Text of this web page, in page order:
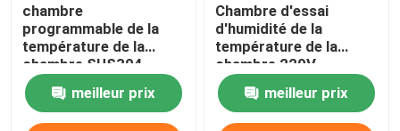
chambre
programmable de la
température de la
chambre SUS304
d'humidité de la
température 65C
meilleur prix
Chambre d'essai
d'humidité de la
température de la
chambre 220V
d'humidité de la
température d'OEM
meilleur prix